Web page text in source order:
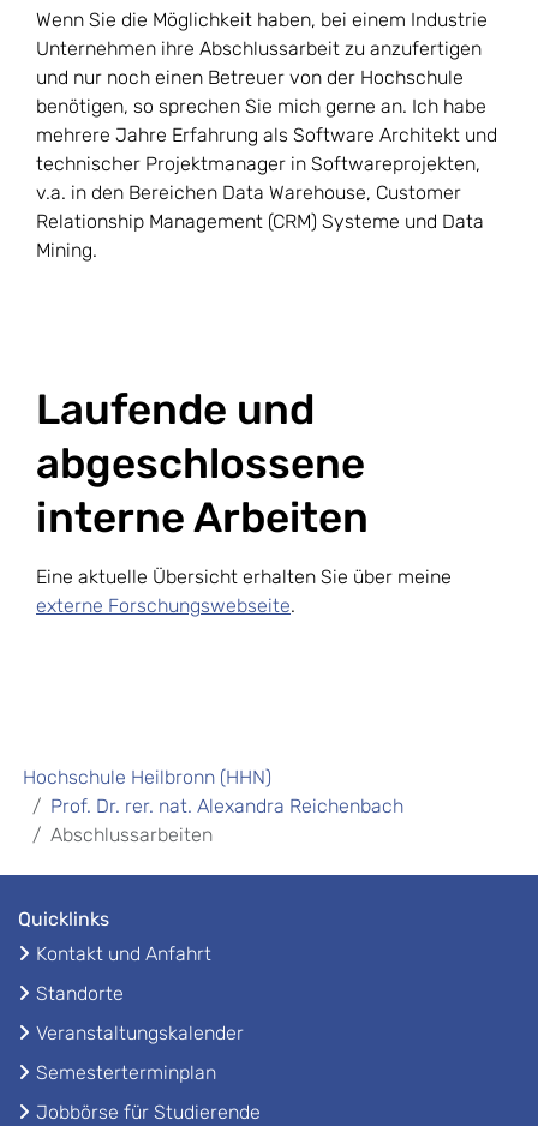
Wenn Sie die Möglichkeit haben, bei einem Industrie
Unternehmen ihre Abschlussarbeit zu anzufertigen
und nur noch einen Betreuer von der Hochschule
benötigen, so sprechen Sie mich gerne an. Ich habe
mehrere Jahre Erfahrung als Software Architekt und
technischer Projektmanager in Softwareprojekten,
v.a. in den Bereichen Data Warehouse, Customer
Relationship Management (CRM) Systeme und Data
Mining.
Laufende und
abgeschlossene
interne Arbeiten
Eine aktuelle Übersicht erhalten Sie über meine
externe Forschungswebseite.
Hochschule Heilbronn (HHN)
Prof. Dr. rer. nat. Alexandra Reichenbach
Abschlussarbeiten
Quicklinks
Kontakt und Anfahrt
Standorte
Veranstaltungskalender
Semesterterminplan
Jobbörse für Studierende